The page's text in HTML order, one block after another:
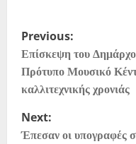
Previous:
Επίσκεψη του
Πρότυπο Μουσικό
καλλιτεχνικής χρονιάς
Next:
Έπεσαν οι υπογραφές